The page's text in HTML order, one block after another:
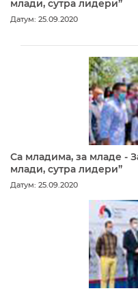
млади, сутра лидери”
Датум: 25.09.2020
Са младима, за младе -
млади, сутра лидери”
Датум: 25.09.2020